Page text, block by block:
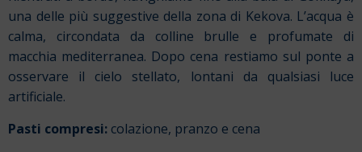
una delle più suggestive della zona di Kekova. L’acqua è
calma, circondata da colline brulle e profumate di
macchia mediterranea. Dopo cena restiamo sul ponte a
osservare il cielo stellato, lontani da qualsiasi luce
artificiale.
Pasti compresi: colazione, pranzo e cena